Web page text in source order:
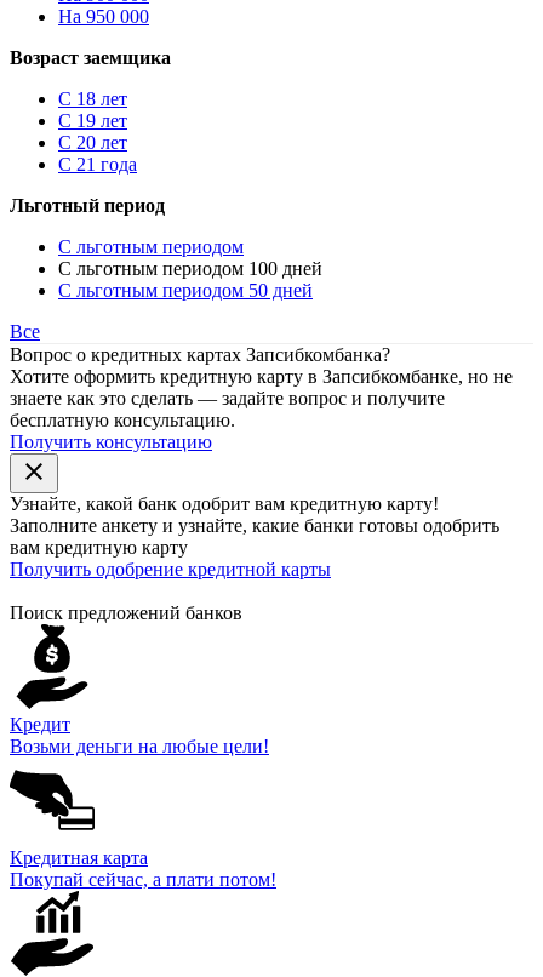
На 950 000
Возраст заемщика
С 18 лет
С 19 лет
С 20 лет
С 21 года
Льготный период
С льготным периодом
С льготным периодом 100 дней
С льготным периодом 50 дней
Все
Вопрос о кредитных картах Запсибкомбанка?
Хотите оформить кредитную карту в Запсибкомбанке, но не
знаете как это сделать — задайте вопрос и получите
бесплатную консультацию.
Получить консультацию
close
Узнайте, какой банк одобрит вам кредитную карту!
Заполните анкету и узнайте, какие банки готовы одобрить
вам кредитную карту
Получить одобрение кредитной карты
Поиск предложений банков
Кредит
Возьми деньги на любые цели!
Кредитная карта
Покупай сейчас, а плати потом!